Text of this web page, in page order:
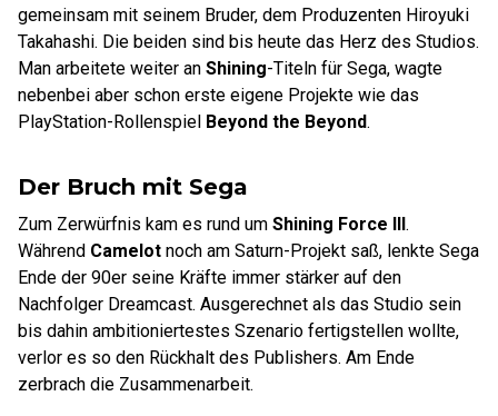
gemeinsam mit seinem Bruder, dem Produzenten Hiroyuki
Takahashi. Die beiden sind bis heute das Herz des Studios.
Man arbeitete weiter an Shining-Titeln für Sega, wagte
nebenbei aber schon erste eigene Projekte wie das
PlayStation-Rollenspiel Beyond the Beyond.
Der Bruch mit Sega
Zum Zerwürfnis kam es rund um Shining Force III.
Während Camelot noch am Saturn-Projekt saß, lenkte Sega
Ende der 90er seine Kräfte immer stärker auf den
Nachfolger Dreamcast. Ausgerechnet als das Studio sein
bis dahin ambitioniertestes Szenario fertigstellen wollte,
verlor es so den Rückhalt des Publishers. Am Ende
zerbrach die Zusammenarbeit.